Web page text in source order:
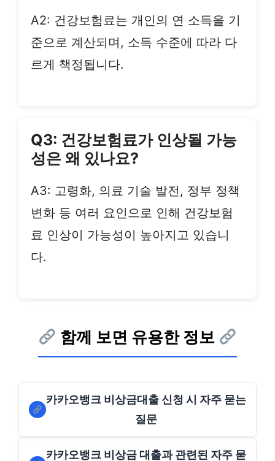
A2: 건강보험료는 개인의 연 소득을 기
준으로 계산되며, 소득 수준에 따라 다
르게 책정됩니다.
Q3: 건강보험료가 인상될 가능
성은 왜 있나요?
A3: 고령화, 의료 기술 발전, 정부 정책
변화 등 여러 요인으로 인해 건강보험
료 인상이 가능성이 높아지고 있습니
다.
함께 보면 유용한 정보
카카오뱅크 비상금대출 신청 시 자주 묻는
질문
카카오뱅크 비상금 대출과 관련된 자주 묻